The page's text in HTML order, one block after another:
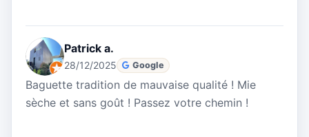
Patrick a.
28/12/2025 Google
Baguette tradition de mauvaise qualité ! Mie
sèche et sans goût ! Passez votre chemin !